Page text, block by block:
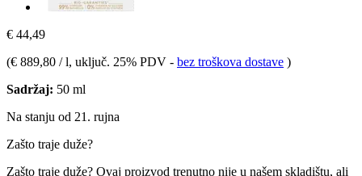
€ 44,49
(€ 889,80 / l, uključ. 25% PDV - bez troškova dostave )
Sadržaj: 50 ml
Na stanju od 21. rujna
Zašto traje duže?
Zašto traje duže? Ovaj proizvod trenutno nije u našem skladištu, ali